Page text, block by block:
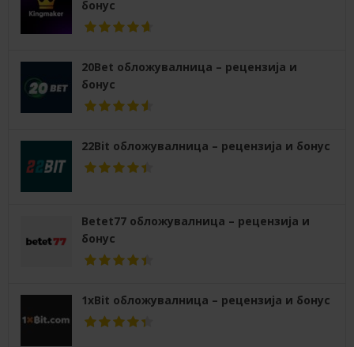
бонус
20Bet обложувалница – рецензија и
бонус
22Bit обложувалница – рецензија и бонус
Betet77 обложувалница – рецензија и
бонус
1xBit обложувалница – рецензија и бонус